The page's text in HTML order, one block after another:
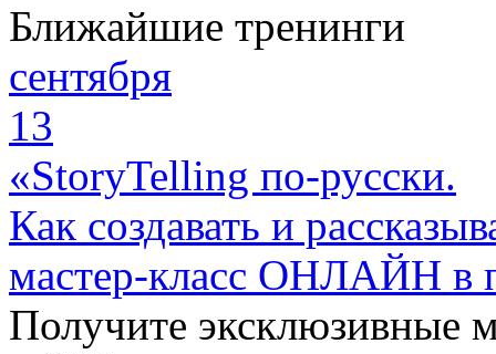
Ближайшие тренинги
сентября
13
«StoryTelling по-русски.
Как создавать и
мастер-класс ОНЛАЙН в
Получите эксклюзивные